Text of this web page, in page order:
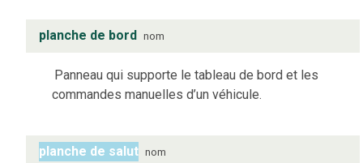
planche de bord nom
Panneau qui supporte le tableau de bord et les
commandes manuelles d’un véhicule.
planche de salut nom